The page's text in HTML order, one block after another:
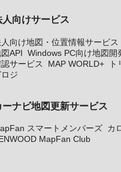
人向けサービス
向け地図・位置情報サービス
API Windows PC向け地図開
サービス
MAP WORLD+
ジ
ーナビ地図更新サービス
スマートメンバーズ カ
MapFan Club